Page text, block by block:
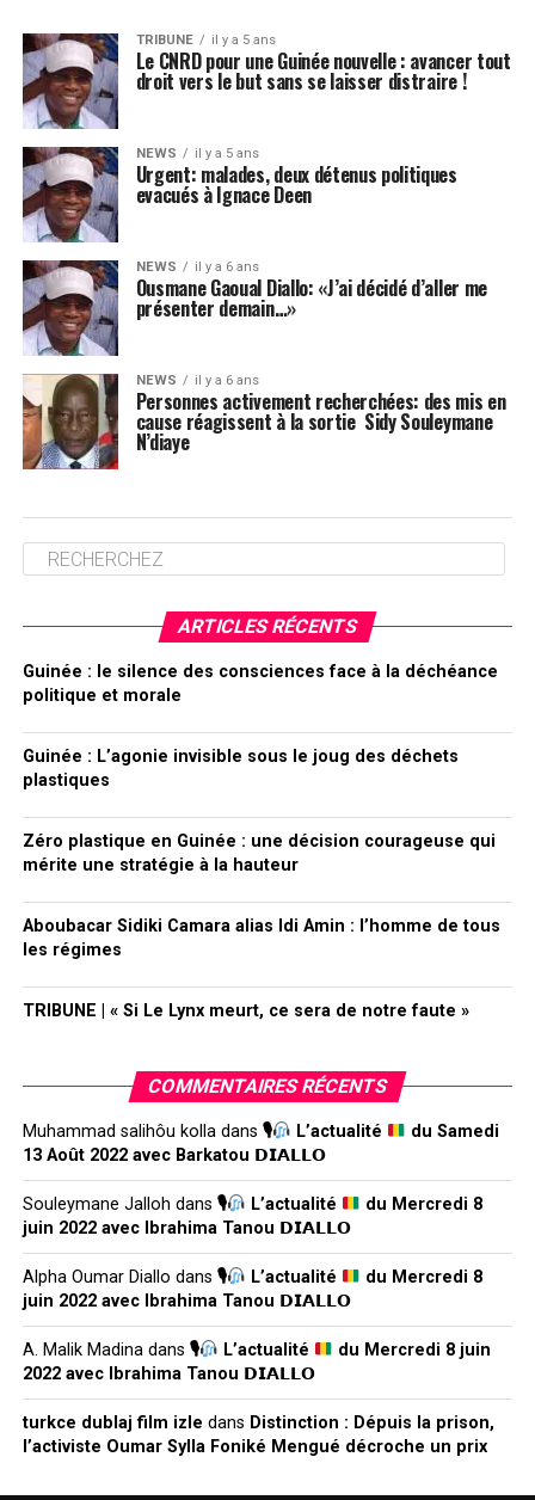
TRIBUNE il y a 5 ans
Le CNRD pour une Guinée nouvelle : avancer tout
droit vers le but sans se laisser distraire !
NEWS il y a 5 ans
Urgent: malades, deux détenus politiques
evacués à Ignace Deen
NEWS il y a 6 ans
Ousmane Gaoual Diallo: «J’ai décidé d’aller me
présenter demain…»
NEWS il y a 6 ans
Personnes activement recherchées: des mis en
cause réagissent à la sortie Sidy Souleymane
N’diaye
ARTICLES RÉCENTS
Guinée : le silence des consciences face à la déchéance
politique et morale
Guinée : L’agonie invisible sous le joug des déchets
plastiques
Zéro plastique en Guinée : une décision courageuse qui
mérite une stratégie à la hauteur
Aboubacar Sidiki Camara alias Idi Amin : l’homme de tous
les régimes
TRIBUNE | « Si Le Lynx meurt, ce sera de notre faute »
COMMENTAIRES RÉCENTS
Muhammad salihôu kolladans 🎙 L’actualité
du Samedi
13 Août 2022 avec Barkatou 𝗗𝗜𝗔𝗟𝗟𝗢
Souleymane Jalloh dans 🎙 L’actualité
du Mercredi 8
juin 2022 avec Ibrahima Tanou 𝗗𝗜𝗔𝗟𝗟𝗢
Alpha Oumar Diallo dans 🎙 L’actualité
du Mercredi 8
juin 2022 avec Ibrahima Tanou 𝗗𝗜𝗔𝗟𝗟𝗢
A. Malik Madinadans 🎙 L’actualité
du Mercredi 8 juin
2022 avec Ibrahima Tanou 𝗗𝗜𝗔𝗟𝗟𝗢
turkce dublaj film izle dans Distinction : Dépuis la prison,
l’activiste Oumar Sylla Foniké Mengué décroche un prix